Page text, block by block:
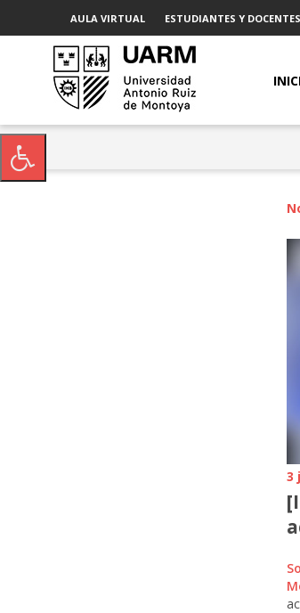
AULA VIRTUAL ESTUDIANTES Y DOCENTES
3